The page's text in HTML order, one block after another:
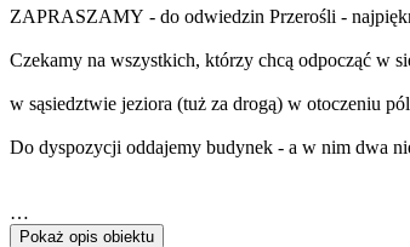
ZAPRASZAMY - do odwiedzin Przerośli -
Czekamy na wszystkich, którzy chcą odpocząć w
w sąsiedztwie jeziora (tuż za drogą) w otoczeniu
Do dyspozycji oddajemy budynek - a w nim dwa
W PIERWSZYM
Pokaż opis obiektu